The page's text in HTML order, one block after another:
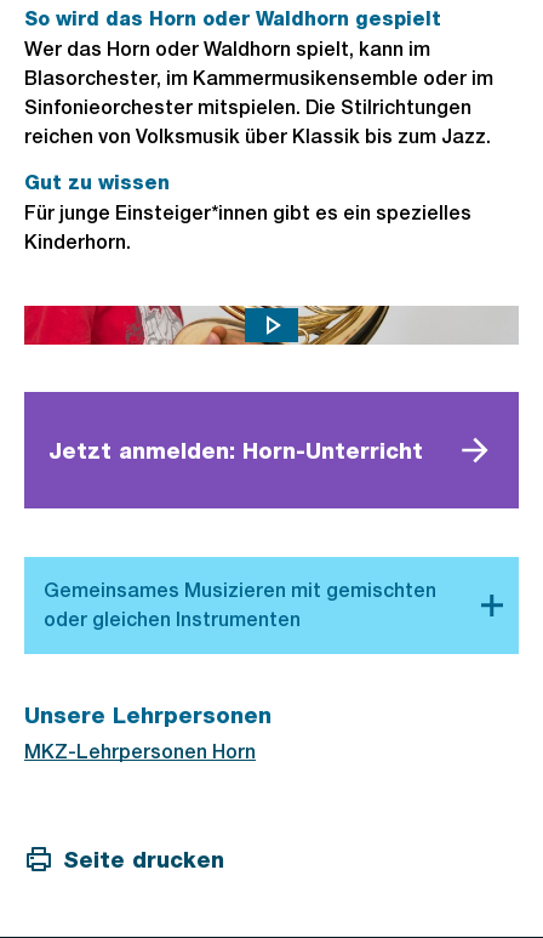
So wird das Horn oder Waldhorn gespielt
Wer das Horn oder Waldhorn spielt, kann im
Blasorchester, im Kammermusikensemble oder im
Sinfonieorchester mitspielen. Die Stilrichtungen
reichen von Volksmusik über Klassik bis zum Jazz.
Gut zu wissen
Für junge Einsteiger*innen gibt es ein spezielles
Kinderhorn.
Horn lernen an Musikschule Konservatorium Zürich
Jetzt anmelden: Horn-Unterricht
Unsere Lehrpersonen
MKZ-Lehrpersonen Horn
Seite drucken